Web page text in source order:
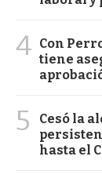
4 Con
tiene
5
Cesó la
hasta el